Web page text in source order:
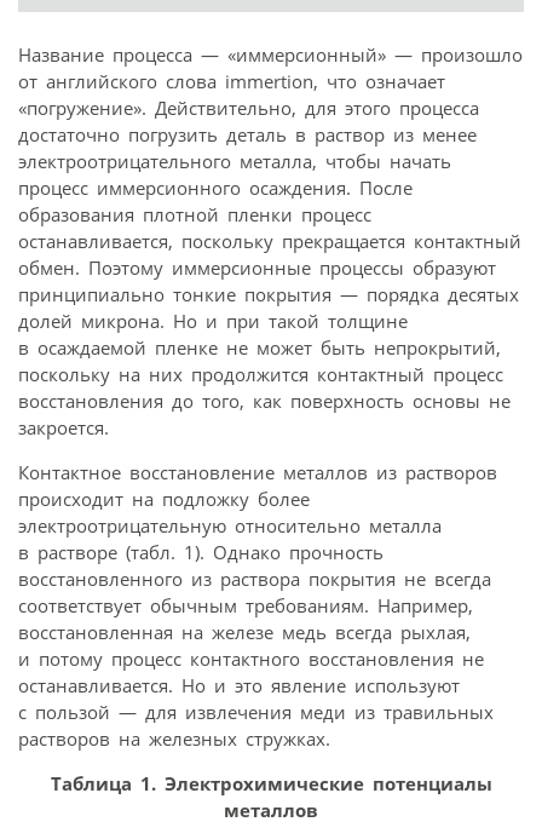
Название процесса — «иммерсионный» — произошло
от английского слова immertion, что означает
«погружение». Действительно, для этого процесса
достаточно погрузить деталь в раствор из менее
электроотрицательного металла, чтобы начать
процесс иммерсионного осаждения. После
образования плотной пленки процесс
останавливается, поскольку прекращается контактный
обмен. Поэтому иммерсионные процессы образуют
принципиально тонкие покрытия — порядка десятых
долей микрона. Но и при такой толщине
в осаждаемой пленке не может быть непрокрытий,
поскольку на них продолжится контактный процесс
восстановления до того, как поверхность основы не
закроется.
Контактное восстановление металлов из растворов
происходит на подложку более
электроотрицательную относительно металла
в растворе (табл. 1). Однако прочность
восстановленного из раствора покрытия не всегда
соответствует обычным требованиям. Например,
восстановленная на железе медь всегда рыхлая,
и потому процесс контактного восстановления не
останавливается. Но и это явление используют
с пользой — для извлечения меди из травильных
растворов на железных стружках.
Таблица 1. Электрохимические потенциалы
металлов